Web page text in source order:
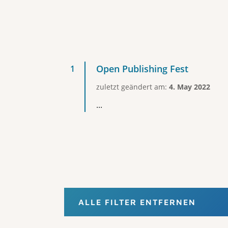
Open Publishing Fest
zuletzt geändert am: 4. May 2022
...
ALLE FILTER ENTFERNEN